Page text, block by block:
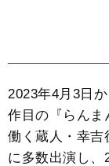
2023年4月3日
作目の『らんま
働く蔵人・幸吉
に多数出演し、